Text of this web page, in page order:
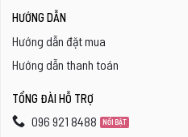
HƯỚNG DẪN
Hướng dẫn đặt mua
Hướng dẫn thanh toán
TỔNG ĐÀI HỖ TRỢ
096 921 8488